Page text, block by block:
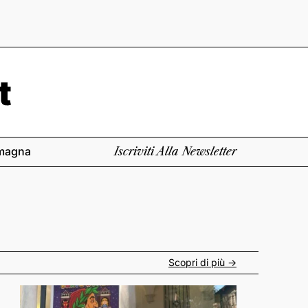
Iscriviti Alla Newsletter
Scopri di più ->